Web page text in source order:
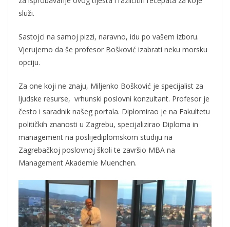
služi.
Sastojci na samoj pizzi, naravno, idu po vašem izboru.
Vjerujemo da še profesor Bošković izabrati neku morsku
opciju.
Za one koji ne znaju, Miljenko Bošković je specijalist za
ljudske resurse, vrhunski poslovni konzultant. Profesor je
često i saradnik našeg portala. Diplomirao je na Fakultetu
političkih znanosti u Zagrebu, specijalizirao Diploma in
management na poslijediplomskom studiju na
Zagrebačkoj poslovnoj školi te završio MBA na
Management Akademie Muenchen.